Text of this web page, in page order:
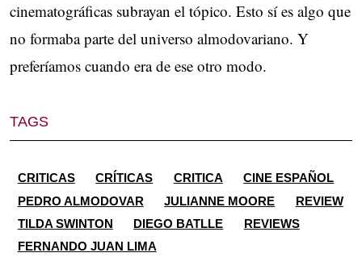
cinematográficas subrayan el tópico. Esto sí es algo que
no formaba parte del universo almodovariano. Y
preferíamos cuando era de ese otro modo.
TAGS
CRITICAS CRÍTICAS CRITICA
CINE ESPAÑOL
PEDRO ALMODOVAR
JULIANNE MOORE
REVIEW
TILDA SWINTON
DIEGO BATLLE
REVIEWS
FERNANDO JUAN LIMA